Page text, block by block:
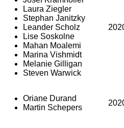
Laura Ziegler
Stephan Janitzky
Leander Scholz
Lise Soskolne
Mahan Moalemi
Marina Vishmidt
Melanie Gilligan
Steven Warwick
Oriane Durand
Martin Schepers